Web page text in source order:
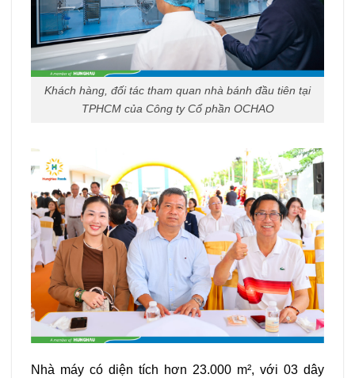
Khách hàng, đối tác tham quan nhà bánh đầu tiên tại
TPHCM của Công ty Cổ phần OCHAO
Nhà máy có diện tích hơn 23.000 m², với 03 dây